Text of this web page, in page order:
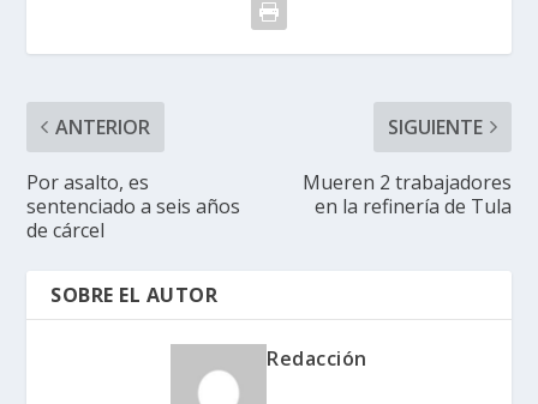
ANTERIOR
Por asalto, es
sentenciado a seis años
de cárcel
SIGUIENTE
Mueren 2 trabajadores
en la refinería de Tula
SOBRE EL AUTOR
Redacción